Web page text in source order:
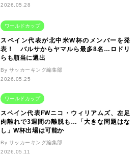
2026.05.28
ワールドカップ
スペイン代表が北中米W杯のメンバーを発
表！ バルサからヤマルら最多8名…ロドリ
らも順当に選出
By サッカーキング編集部
2026.05.25
ワールドカップ
スペイン代表FWニコ・ウィリアムズ、左足
肉離れで3週間の離脱も…「大きな問題はな
し」W杯出場は可能か
By サッカーキング編集部
2026.05.11